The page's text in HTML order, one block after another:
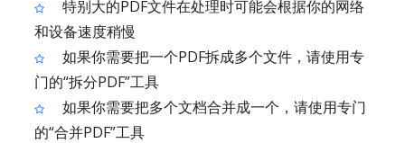
特别大的PDF文件在处理时可能会根据你的网络
和设备速度稍慢
如果你需要把一个PDF拆成多个文件，请使用专
门的“拆分PDF”工具
如果你需要把多个文档合并成一个，请使用专门
的“合并PDF”工具